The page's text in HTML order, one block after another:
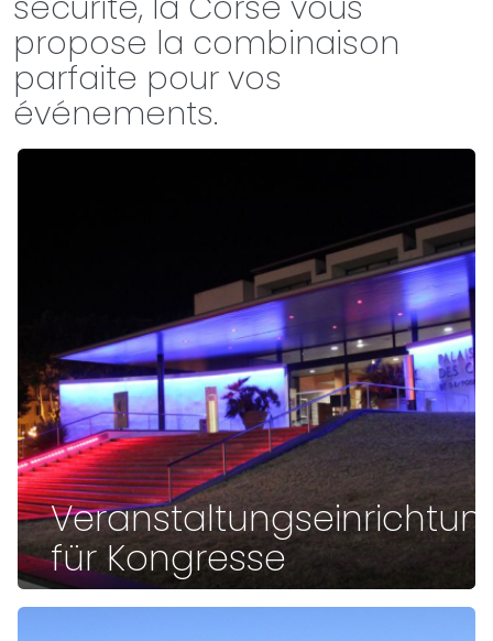
propose la combinaison
parfaite pour vos
événements.
für Kongresse